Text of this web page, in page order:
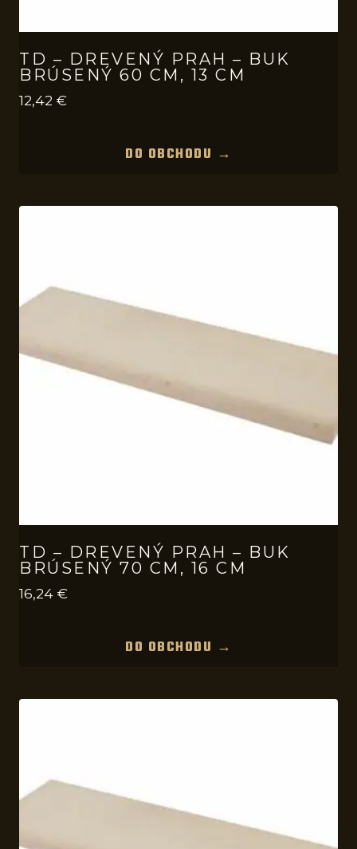
TD – DREVENÝ PRAH – BUK
BRÚSENÝ 60 CM, 13 CM
12,42 €
DO OBCHODU →
TD – DREVENÝ PRAH – BUK
BRÚSENÝ 70 CM, 16 CM
16,24 €
DO OBCHODU →